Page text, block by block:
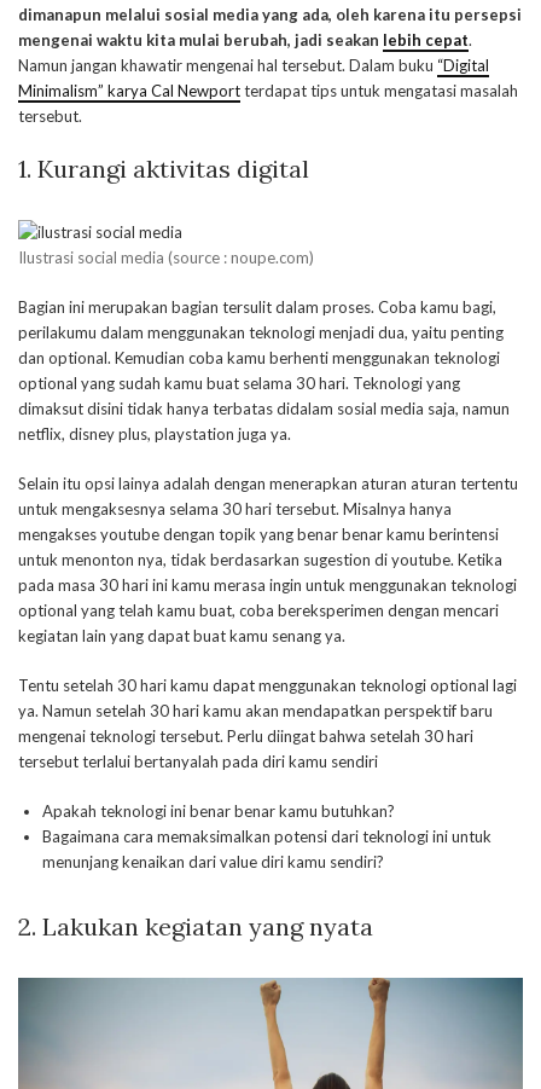
dimanapun melalui sosial media yang ada, oleh karena itu persepsi
mengenai waktu kita mulai berubah, jadi seakan lebih cepat.
Namun jangan khawatir mengenai hal tersebut. Dalam buku “Digital
Minimalism” karya Cal Newportterdapat tips untuk mengatasi masalah
tersebut.
1. Kurangi aktivitas digital
Ilustrasi social media (source : noupe.com)
Bagian ini merupakan bagian tersulit dalam proses. Coba kamu bagi,
perilakumu dalam menggunakan teknologi menjadi dua, yaitu penting
dan optional. Kemudian coba kamu berhenti menggunakan teknologi
optional yang sudah kamu buat selama 30 hari. Teknologi yang
dimaksut disini tidak hanya terbatas didalam sosial media saja, namun
netflix, disney plus, playstation juga ya.
Selain itu opsi lainya adalah dengan menerapkan aturan aturan tertentu
untuk mengaksesnya selama 30 hari tersebut. Misalnya hanya
mengakses youtube dengan topik yang benar benar kamu berintensi
untuk menonton nya, tidak berdasarkan sugestion di youtube. Ketika
pada masa 30 hari ini kamu merasa ingin untuk menggunakan teknologi
optional yang telah kamu buat, coba bereksperimen dengan mencari
kegiatan lain yang dapat buat kamu senang ya.
Tentu setelah 30 hari kamu dapat menggunakan teknologi optional lagi
ya. Namun setelah 30 hari kamu akan mendapatkan perspektif baru
mengenai teknologi tersebut. Perlu diingat bahwa setelah 30 hari
tersebut terlalui bertanyalah pada diri kamu sendiri
Apakah teknologi ini benar benar kamu butuhkan?
Bagaimana cara memaksimalkan potensi dari teknologi ini untuk
menunjang kenaikan dari value diri kamu sendiri?
2. Lakukan kegiatan yang nyata